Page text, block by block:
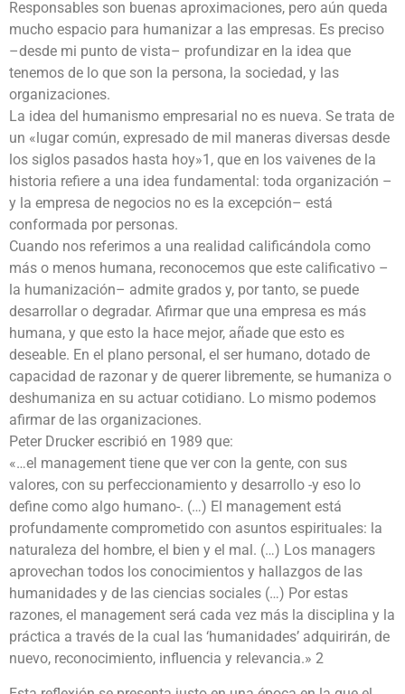
Responsables son buenas aproximaciones, pero aún queda
mucho espacio para humanizar a las empresas. Es preciso
–desde mi punto de vista– profundizar en la idea que
tenemos de lo que son la persona, la sociedad, y las
organizaciones.
La idea del humanismo empresarial no es nueva. Se trata de
un «lugar común, expresado de mil maneras diversas desde
los siglos pasados hasta hoy»1, que en los vaivenes de la
historia refiere a una idea fundamental: toda organización –
y la empresa de negocios no es la excepción– está
conformada por personas.
Cuando nos referimos a una realidad calificándola como
más o menos humana, reconocemos que este calificativo –
la humanización– admite grados y, por tanto, se puede
desarrollar o degradar. Afirmar que una empresa es más
humana, y que esto la hace mejor, añade que esto es
deseable. En el plano personal, el ser humano, dotado de
capacidad de razonar y de querer libremente, se humaniza o
deshumaniza en su actuar cotidiano. Lo mismo podemos
afirmar de las organizaciones.
Peter Drucker escribió en 1989 que:
«…el management tiene que ver con la gente, con sus
valores, con su perfeccionamiento y desarrollo -y eso lo
define como algo humano-. (…) El management está
profundamente comprometido con asuntos espirituales: la
naturaleza del hombre, el bien y el mal. (…) Los managers
aprovechan todos los conocimientos y hallazgos de las
humanidades y de las ciencias sociales (…) Por estas
razones, el management será cada vez más la disciplina y la
práctica a través de la cual las ‘humanidades’ adquirirán, de
nuevo, reconocimiento, influencia y relevancia.» 2